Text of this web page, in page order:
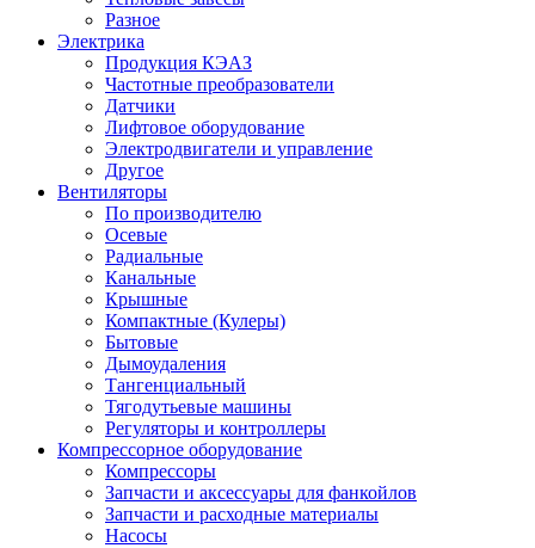
Разное
Электрика
Продукция КЭАЗ
Частотные преобразователи
Датчики
Лифтовое оборудование
Электродвигатели и управление
Другое
Вентиляторы
По производителю
Осевые
Радиальные
Канальные
Крышные
Компактные (Кулеры)
Бытовые
Дымоудаления
Тангенциальный
Тягодутьевые машины
Регуляторы и контроллеры
Компрессорное оборудование
Компрессоры
Запчасти и аксессуары для фанкойлов
Запчасти и расходные материалы
Насосы